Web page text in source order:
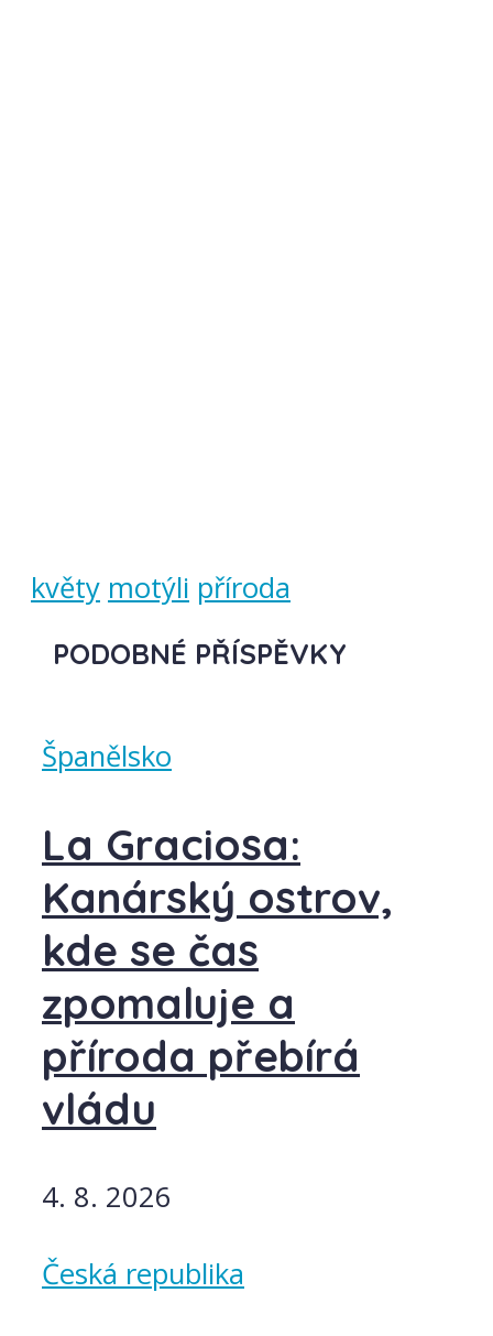
květy motýli příroda
PODOBNÉ PŘÍSPĚVKY
Španělsko
La Graciosa:
Kanárský ostrov,
kde se čas
zpomaluje a
příroda přebírá
vládu
4. 8. 2026
Česká republika